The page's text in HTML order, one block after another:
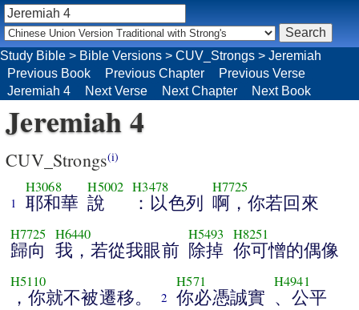
Jeremiah 4
CUV_Strongs(i)
1
H3068
耶和華
H5002
說
H3478
：以色列
H7725
啊，你若回來
H7725
歸向
H6440
我，若從我眼前
H5493
除掉
H8251
你可憎的偶像
H5110
，你就不被遷移。 2
H571
你必憑誠實
H4941
、公平
Study Bible > Bible Versions > CUV_Strongs > Jeremiah
Previous Book
Previous Chapter
Previous Verse
Jeremiah 4
Next Verse Next Chapter Next Book